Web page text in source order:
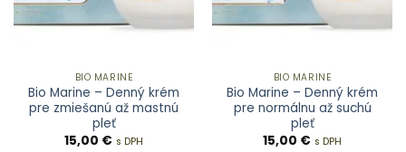
BIO MARINE
Bio Marine – Denný krém
pre zmiešanú až mastnú
pleť
15,00 € s DPH
BIO MARINE
Bio Marine – Denný krém
pre normálnu až suchú
pleť
15,00 € s DPH